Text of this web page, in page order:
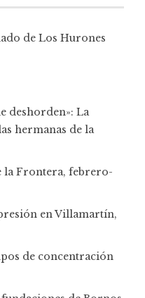
de Los Hurones
deshorden»: La
hermanas de la
la Frontera, febrero-
en Villamartín,
de concentración